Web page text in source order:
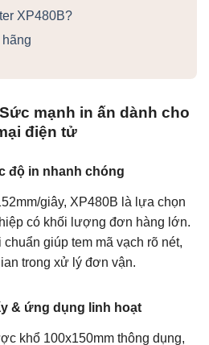
XP480B?
mạnh in ấn dành cho
điện tử
độ in nhanh chóng
giây, XP480B là lựa chọn
có khối lượng đơn hàng lớn.
giúp tem mã vạch rõ nét,
trong xử lý đơn vận.
& ứng dụng linh hoạt
khổ 100x150mm thông dụng,